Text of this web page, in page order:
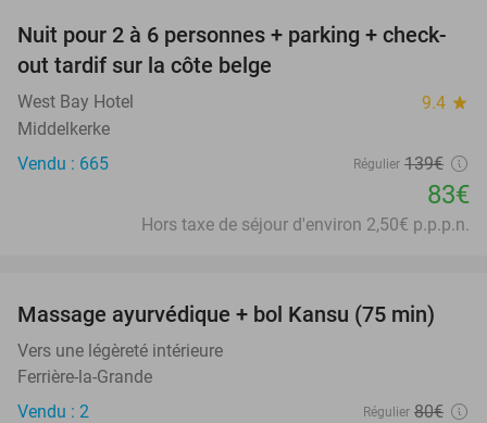
40%
Nuit pour 2 à 6 personnes + parking + check-
out tardif sur la côte belge
West Bay Hotel 9.4 star
Middelkerke
Vendu : 665
Régulier 139€
83€
Hors taxe de séjour d'environ 2,50€ p.p.p.n.
43%
Massage ayurvédique + bol Kansu (75 min)
Vers une légèreté intérieure
Ferrière-la-Grande
Vendu : 2
Régulier 80€